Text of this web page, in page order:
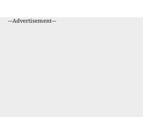
---Advertisement---